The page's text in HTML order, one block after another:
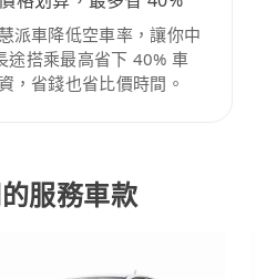
派車降低空車率，讓你中
途搭乘最高省下 40% 車
，省錢也省比價時間。
服務車款